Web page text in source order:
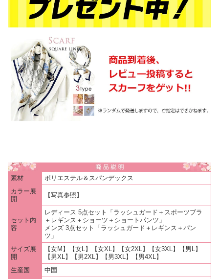
素材
ポリエステル＆スパンデックス
カラー展
開
【写真参照】
セット内
容
レディース 5点セット「ラッシュガード＋スポーツブラ
＋レギンス＋ショーツ＋ショートパンツ」
メンズ 3点セット「ラッシュガード＋レギンス＋パン
ツ」
サイズ展
開
【女M】【女L】【女XL】【女2XL】【女3XL】【男L】
【男XL】【男2XL】【男3XL】【男4XL】
生産国
中国